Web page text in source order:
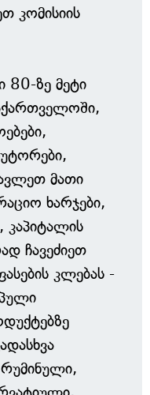
კომისიის
80-ზე მეტი
მათი
ხარჯები,
კაპიტალის
ჩავეძიეთ
კლებას -